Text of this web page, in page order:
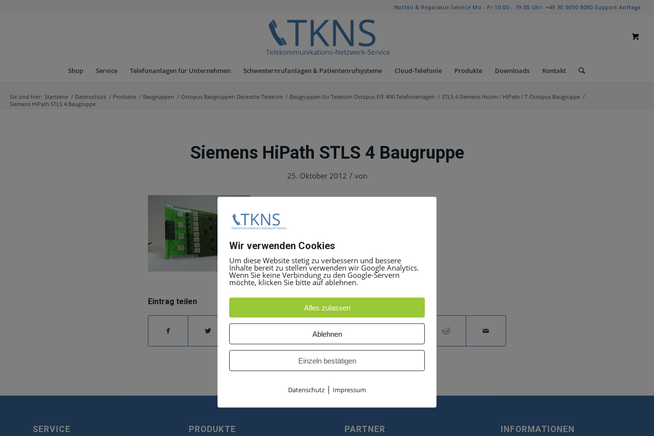
Notfall & Reparatur-Service Mo - Fr 10.00 - 19.00 Uhr: +49 30 5050 8080 Support Anfrage
Shop Service Telefonanlagen für Unternehmen Schwesternrufanlagen & Patientenrufsysteme Cloud-Telefonie Produkte Downloads Kontakt
Sie sind hier: Startseite / Datenschutz / Produkte / Baugruppen / Octopus Baugruppen Deutsche Telekom / Baugruppen für Telekom Octopus E/F 400 Telefonanlagen / STLS 4 Siemens Hicom / HiPath / T-Octopus Baugruppe /
Siemens HiPath STLS 4 Baugruppe
Siemens HiPath STLS 4 Baugruppe
25. Oktober 2012 / von
Eintrag teilen
SERVICE PRODUKTE PARTNER INFORMATIONEN
Wir verwenden Cookies
Um diese Website stetig zu verbessern und bessere
Inhalte bereit zu stellen verwenden wir Google Analytics.
Wenn Sie keine Verbindung zu den Google-Servern
möchte, klicken Sie bitte auf ablehnen.
Alles zulassen
Ablehnen
Einzeln bestätigen
Datenschutz | Impressum